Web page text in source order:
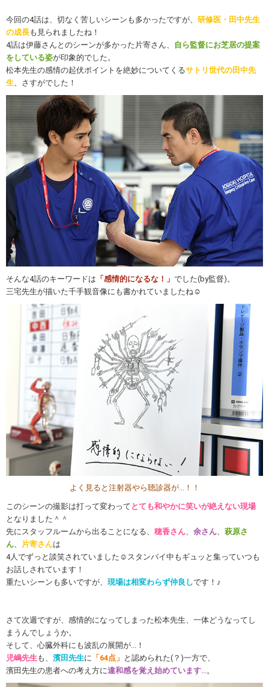
今回の4話は、切なく苦しいシーンも多かったですが、 研修医・田中先生
の成長も見られましたね！
4話は伊藤さんとのシーンが多かった片寄さん、 自ら監督にお芝居の提案
をしている姿が印象的でした。
松本先生の感情の起伏ポイントを絶妙についてくるサトリ世代の田中先
生 、さすがでした！
そんな4話のキーワードは 「感情的になるな！」 でした(by監督)。
三宅先生が描いた千手観音像にも書かれていましたね☺
よく見ると注射器やら聴診器が...！！
このシーンの撮影は打って変わって とても和やかに笑いが絶えない現場
となりました＾＾
先にスタッフルームから出ることになる、 穂香さん 余さん
萩原さ
ん
片寄さんは
4人でずっと談笑されていました☺スタンバイ中もギュッと集っていつも
お話しされています！
重たいシーンも多いですが、 現場は相変わらず仲良しです！♪
さて次週ですが、感情的になってしまった松本先生、一体どうなってし
まうんでしょうか。
そして、心臓外科にも波乱の展開が...！
児嶋先生 も、 濱田先生に 「64点」 と認められた(？)一方で、
濱田先生の患者への考え方に違和感を覚え始めています ...。